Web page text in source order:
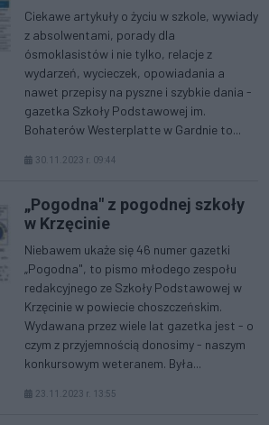
Ciekawe artykuły o życiu w szkole, wywiady
z absolwentami, porady dla
ósmoklasistów i nie tylko, relacje z
wydarzeń, wycieczek, opowiadania a
nawet przepisy na pyszne i szybkie dania -
gazetka Szkoły Podstawowej im.
Bohaterów Westerplatte w Gardnie to...
30.11.2023 r. 09:44
„Pogodna" z pogodnej szkoły
w Krzęcinie
Niebawem ukaże się 46 numer gazetki
„Pogodna", to pismo młodego zespołu
redakcyjnego ze Szkoły Podstawowej w
Krzęcinie w powiecie choszczeńskim.
Wydawana przez wiele lat gazetka jest - o
czym z przyjemnością donosimy - naszym
konkursowym weteranem. Była...
23.11.2023 r. 13:55